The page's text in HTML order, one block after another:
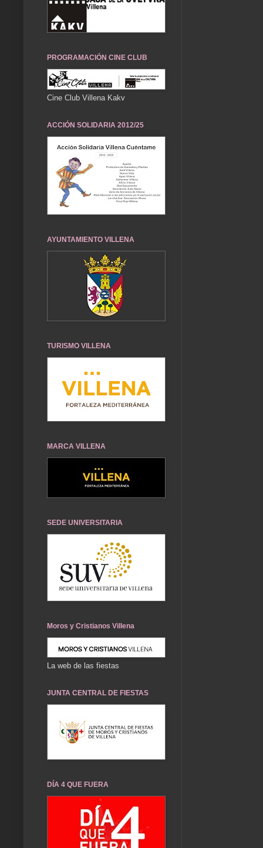
PROGRAMACIÓN CINE CLUB
Cine Club Villena Kakv
ACCIÓN SOLIDARIA 2012/25
AYUNTAMIENTO VILLENA
TURISMO VILLENA
MARCA VILLENA
SEDE UNIVERSITARIA
Moros y Cristianos Villena
La web de las fiestas
JUNTA CENTRAL DE FIESTAS
DÍA 4 QUE FUERA